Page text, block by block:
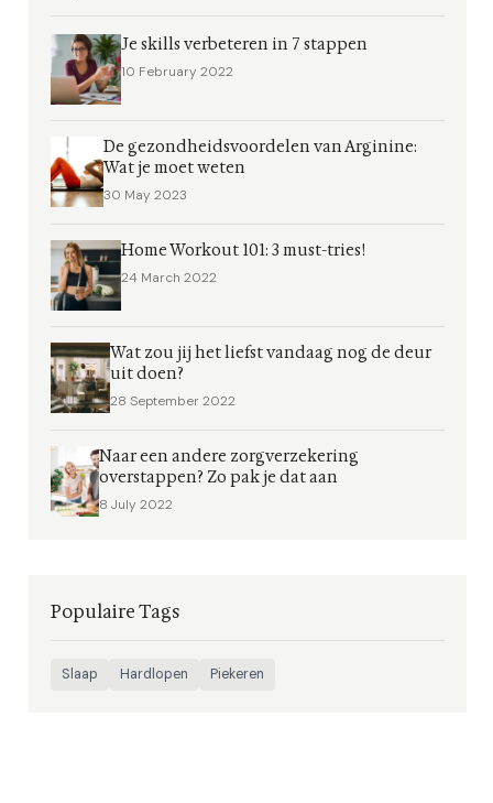
Je skills verbeteren in 7 stappen
10 February 2022
De gezondheidsvoordelen van Arginine:
Wat je moet weten
30 May 2023
Home Workout 101: 3 must-tries!
24 March 2022
Wat zou jij het liefst vandaag nog de deur
uit doen?
28 September 2022
Naar een andere zorgverzekering
overstappen? Zo pak je dat aan
8 July 2022
Populaire Tags
Slaap Hardlopen Piekeren